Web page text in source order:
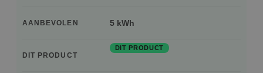
AANBEVOLEN 5 kWh
DIT PRODUCT
DIT PRODUCT